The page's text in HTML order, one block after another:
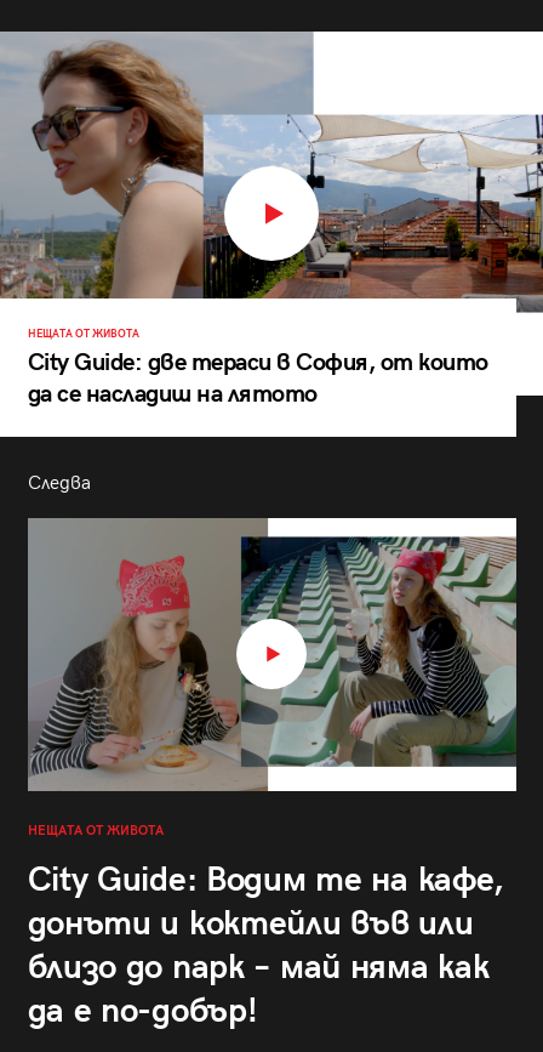
НЕЩАТА ОТ ЖИВОТА
City Guide: две тераси в София, от които
да се насладиш на лятото
Следва
НЕЩАТА ОТ ЖИВОТА
City Guide: Водим те на кафе,
донъти и коктейли във или
близо до парк – май няма как
да е по-добър!